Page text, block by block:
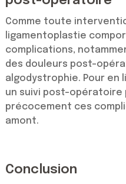
Comme toute
ligamentoplastie
complications,
des douleurs post-
algodystrophie. Pour en
un suivi post-
précocement ces
amont.
Conclusion